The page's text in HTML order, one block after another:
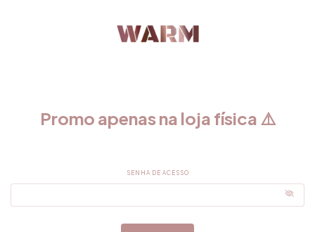
Promo apenas na loja física ⚠️
SENHA DE ACESSO